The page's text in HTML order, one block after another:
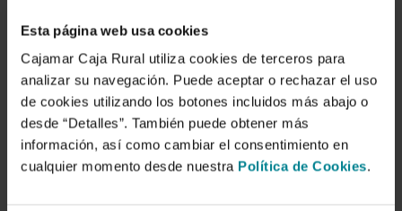
Esta página web usa cookies
Cajamar Caja Rural utiliza cookies de terceros para
analizar su navegación. Puede aceptar o rechazar el uso
de cookies utilizando los botones incluidos más abajo o
desde “Detalles”. También puede obtener más
información, así como cambiar el consentimiento en
cualquier momento desde nuestra Política de Cookies.